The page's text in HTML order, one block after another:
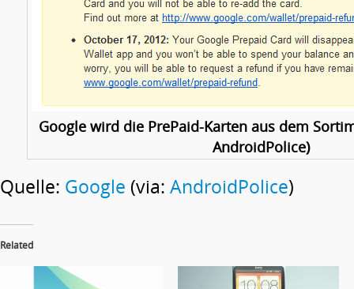
Google wird die PrePaid-Karten aus dem
AndroidPolice)
Quelle: Google (via: AndroidPolice)
Related